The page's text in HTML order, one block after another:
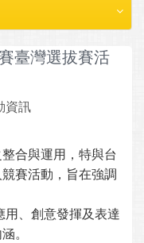
臺灣選拔賽活
資訊
合與運用，特與台
賽活動，旨在強調
、創意發揮及表達
。